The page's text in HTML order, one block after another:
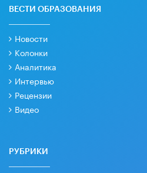
ВЕСТИ ОБРАЗОВАНИЯ
Новости
Колонки
Аналитика
Интервью
Рецензии
Видео
РУБРИКИ